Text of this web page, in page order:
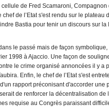
cellule de Fred Scamaroni,
de l’Etat s'est rendu sur le
Bastia pour tenir un discours sur
le passé mais de façon
1998 à Ajaccio. Une façon de
le crime organisé annoncées il y a
Enfin, le chef de l’Etat s'est
rapport préconisant d'accorder une
de renforcer la décentralisation de
requise au Congrès paraissant